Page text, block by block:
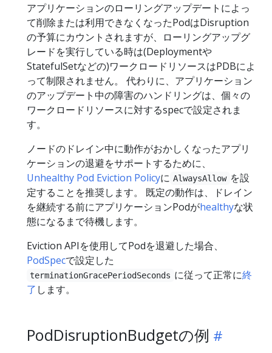
アプリケーションのローリングアップデートによっ
て削除または利用できなくなったPodはDisruption
の予算にカウントされますが、ローリングアップグ
レードを実行している時は(Deploymentや
StatefulSetなどの)ワークロードリソースはPDBによ
って制限されません。 代わりに、アプリケーション
のアップデート中の障害のハンドリングは、個々の
ワークロードリソースに対するspecで設定されま
す。
ノードのドレイン中に動作がおかしくなったアプリ
ケーションの退避をサポートするために、
Unhealthy Pod Eviction Policyに AlwaysAllow を設
定することを推奨します。 既定の動作は、ドレイン
を継続する前にアプリケーションPodがhealthyな状
態になるまで待機します。
Eviction APIを使用してPodを退避した場合、
PodSpecで設定した
terminationGracePeriodSeconds に従って正常に終
了 します。
PodDisruptionBudgetの例